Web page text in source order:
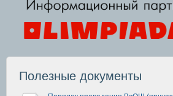
Полезные документы